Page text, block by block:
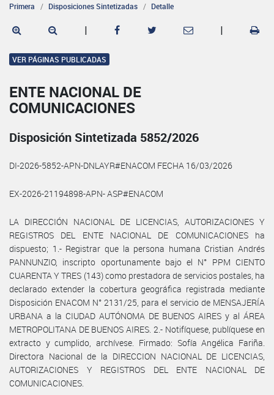
Primera Disposiciones Sintetizadas Detalle
| |
VER PÁGINAS PUBLICADAS
ENTE NACIONAL DE
COMUNICACIONES
Disposición Sintetizada 5852/2026
DI-2026-5852-APN-DNLAYR#ENACOM FECHA 16/03/2026
EX-2026-21194898-APN- ASP#ENACOM
LA DIRECCIÓN NACIONAL DE LICENCIAS, AUTORIZACIONES Y
REGISTROS DEL ENTE NACIONAL DE COMUNICACIONES ha
dispuesto; 1.- Registrar que la persona humana Cristian Andrés
PANNUNZIO, inscripto oportunamente bajo el N° PPM CIENTO
CUARENTA Y TRES (143) como prestadora de servicios postales, ha
declarado extender la cobertura geográfica registrada mediante
Disposición ENACOM N° 2131/25, para el servicio de MENSAJERÍA
URBANA a la CIUDAD AUTÓNOMA DE BUENOS AIRES y al ÁREA
METROPOLITANA DE BUENOS AIRES. 2.- Notifíquese, publíquese en
extracto y cumplido, archívese. Firmado: Sofía Angélica Fariña.
Directora Nacional de la DIRECCION NACIONAL DE LICENCIAS,
AUTORIZACIONES Y REGISTROS DEL ENTE NACIONAL DE
COMUNICACIONES.